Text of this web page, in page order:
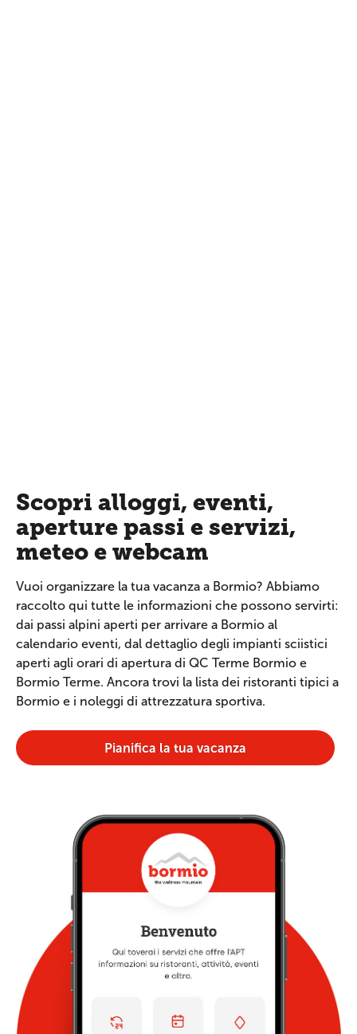
Scopri alloggi, eventi,
aperture passi e servizi,
meteo e webcam
Vuoi organizzare la tua vacanza a Bormio? Abbiamo
raccolto qui tutte le informazioni che possono servirti:
dai passi alpini aperti per arrivare a Bormio al
calendario eventi, dal dettaglio degli impianti sciistici
aperti agli orari di apertura di QC Terme Bormio e
Bormio Terme. Ancora trovi la lista dei ristoranti tipici a
Bormio e i noleggi di attrezzatura sportiva.
Pianifica la tua vacanza